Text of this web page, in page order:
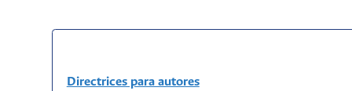
Directrices para autores